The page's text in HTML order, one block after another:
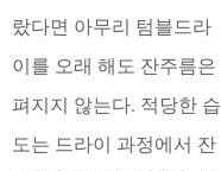
랐다면 아무리 텀블드라
이를 오래 해도 잔주름은
펴지지 않는다. 적당한 습
도는 드라이 과정에서 잔